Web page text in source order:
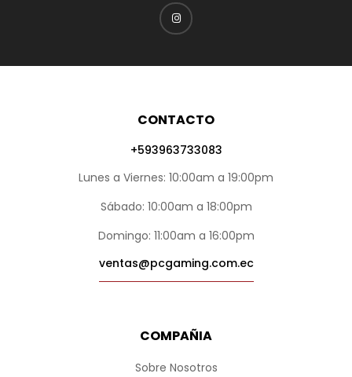
COMPAÑIA
Sobre Nosotros
CONTACTO
+593963733083
Lunes a Viernes: 10:00am a 19:00pm
Sábado: 10:00am a 18:00pm
Domingo: 11:00am a 16:00pm
ventas@pcgaming.com.ec